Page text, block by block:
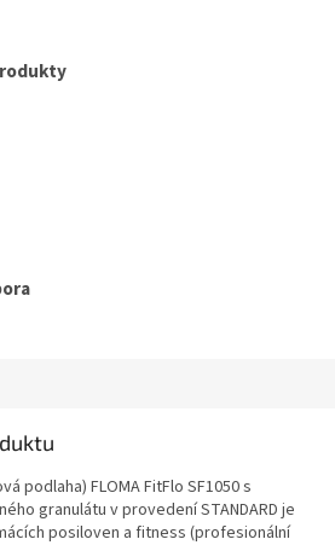
podlaha) FLOMA FitFlo SF1050 s
granulátu v provedení STANDARD je
posiloven a fitness (profesionální